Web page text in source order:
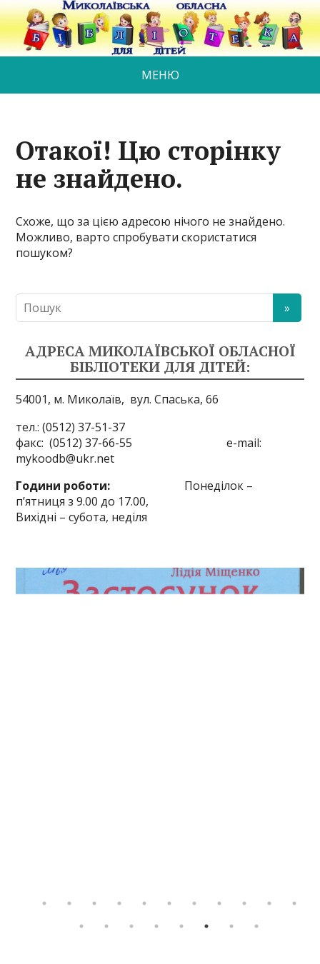
МЕНЮ
Отакої! Цю сторінку
не знайдено.
Схоже, що за цією адресою нічого не знайдено.
Можливо, варто спробувати скористатися
пошуком?
АДРЕСА МИКОЛАЇВСЬКОЇ ОБЛАСНОЇ
БІБЛІОТЕКИ ДЛЯ ДІТЕЙ:
54001, м. Миколаїв, вул. Спаська, 66
тел.: (0512) 37-51-37
факс: (0512) 37-66-55 e-mail:
mykoodb@ukr.net
Години роботи: Понеділок –
п’ятниця з 9.00 до 17.00,
Вихідні – субота, неділя